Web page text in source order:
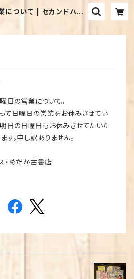
について | セカンドハン
日の営業について。
て日曜日の営業をお休みさせてい
明日の日曜日もお休みさせてたいた
す。申し訳ありません。
・めだか古書店